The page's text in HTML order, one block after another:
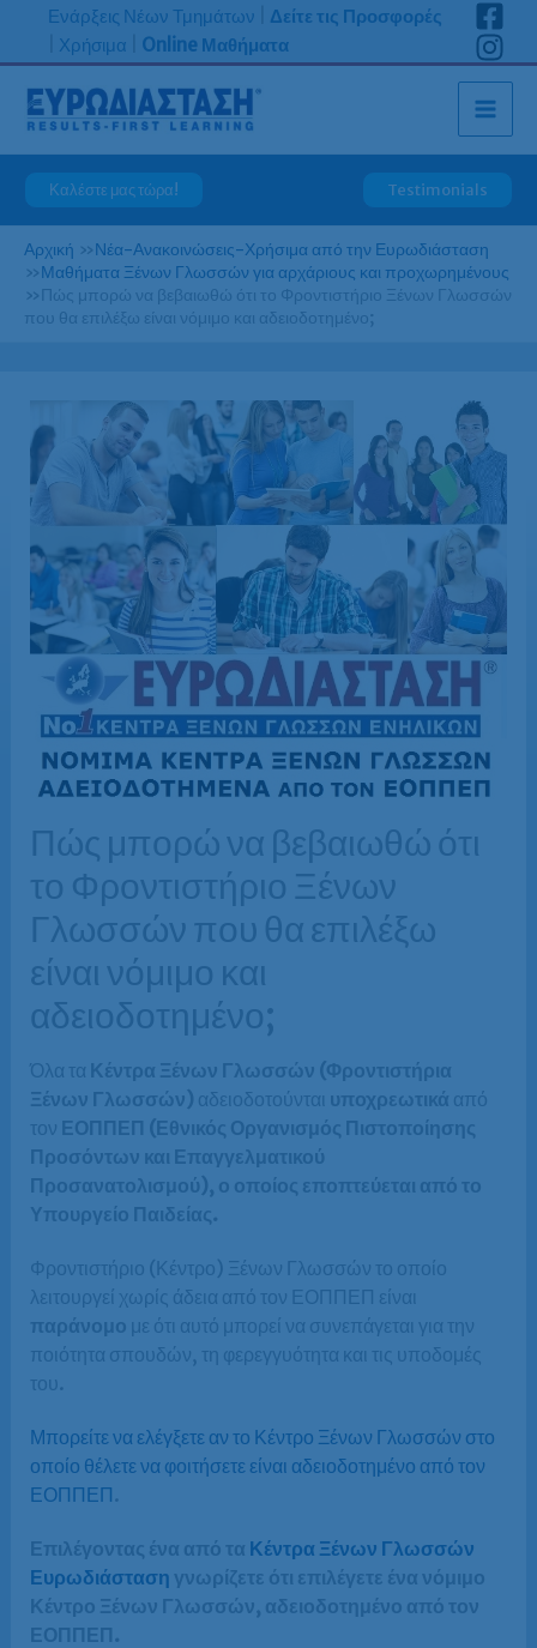
Μετάβαση
περιεχόμενο
Ενάρξεις Νέων Τμημάτων
Δείτε τις Προσφορές
Χρήσιμα Online Μαθήματα
Καλέστε μας τώρα! Testimonials
Αρχική »Νέα-Ανακοινώσεις-Χρήσιμα από την Ευρωδιάσταση
»Μαθήματα Ξένων Γλωσσών για αρχάριους και προχωρημένους
» Πώς μπορώ να βεβαιωθώ ότι το Φροντιστήριο Ξένων Γλωσσών
που θα επιλέξω είναι νόμιμο και αδειοδοτημένο;
Πώς μπορώ να βεβαιωθώ ότι
το Φροντιστήριο Ξένων
Γλωσσών που θα επιλέξω
είναι νόμιμο και
αδειοδοτημένο;
Όλα τα Κέντρα Ξένων Γλωσσών (Φροντιστήρια
Ξένων Γλωσσών) αδειοδοτούνται υποχρεωτικά από
τον ΕΟΠΠΕΠ (Εθνικός Οργανισμός Πιστοποίησης
Προσόντων και Επαγγελματικού
Προσανατολισμού), ο οποίος εποπτεύεται από το
Υπουργείο Παιδείας.
Φροντιστήριο (Κέντρο) Ξένων Γλωσσών το οποίο
λειτουργεί χωρίς άδεια από τον ΕΟΠΠΕΠ είναι
παράνομο με ότι αυτό μπορεί να συνεπάγεται για την
ποιότητα σπουδών, τη φερεγγυότητα και τις υποδομές
του.
Μπορείτε να ελέγξετε αν το Κέντρο Ξένων Γλωσσών στο
οποίο θέλετε να φοιτήσετε είναι αδειοδοτημένο από τον
ΕΟΠΠΕΠ.
Επιλέγοντας ένα από τα Κέντρα Ξένων Γλωσσών
Ευρωδιάσταση γνωρίζετε ότι επιλέγετε ένα νόμιμο
Κέντρο Ξένων Γλωσσών, αδειοδοτημένο από τον
ΕΟΠΠΕΠ.